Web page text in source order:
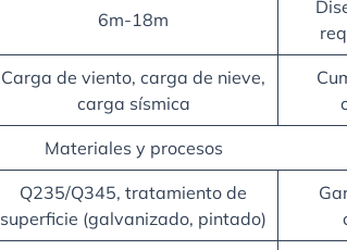
6m-18m
Carga de viento, carga de nieve,
carga sísmica
Materiales y procesos
Q235/Q345, tratamiento de
superficie (galvanizado, pintado)